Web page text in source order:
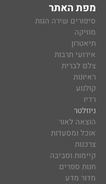
מפת האתר
סיפורים שירה הגות
מוזיקה
תיאטרון
אירועי תרבות
צלם לברית
ראיונות
קולנוע
רדיו
ניוזלטר
הוצאה לאור
אוכל ומסעדות
צרכנות
קיימות וסביבה
חנות ספרים
מדור מדע